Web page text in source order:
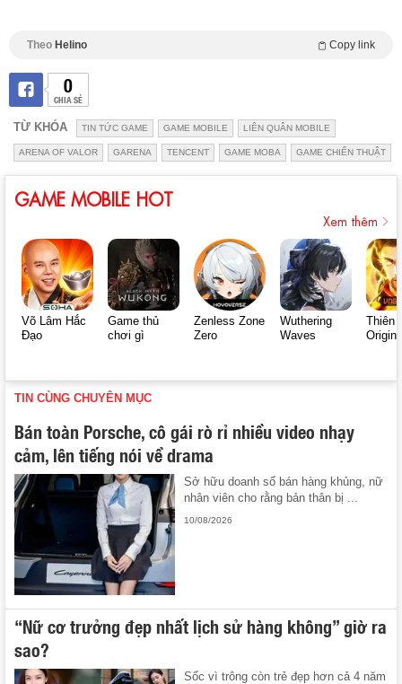
Theo Helino Copy link
0
CHIA SẺ
TỪ KHÓA TIN TỨC GAME GAME MOBILE LIÊN QUÂN MOBILE
ARENA OF VALOR GARENA TENCENT GAME MOBA GAME CHIẾN THUẬT
GAME MOBILE HOT
Xem thêm
Võ Lâm Hắc
Đạo
Game thủ
chơi gì
Zenless Zone
Zero
Wuthering
Waves
Thiên
Origin
TIN CÙNG CHUYÊN MỤC
Bán toàn Porsche, cô gái rò rỉ nhiều video nhạy
cảm, lên tiếng nói về drama
Sở hữu doanh số bán hàng khủng, nữ
nhân viên cho rằng bản thân bị ...
10/08/2026
“Nữ cơ trưởng đẹp nhất lịch sử hàng không” giờ ra
sao?
Sốc vì trông còn trẻ đẹp hơn cả 4 năm